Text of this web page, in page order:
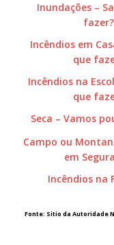
Inundações –
fazer?
Incêndios em
que
Incêndios na
que
Seca – Vamos
Campo ou
em
Incêndios na
Fonte: Sitio da Autoridade